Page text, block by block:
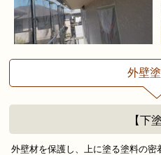
外壁
【下
外壁材を保護し、上に塗る塗料の密